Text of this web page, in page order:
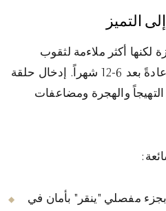
التميز
لكنها أكثر ملاءمة لثقوب
الهيليكس المشفاة تماماً، عادةً بعد 6-12 شهراً. إدخال حلقة
والهجرة ومضاعفات
مفصلي "ينقر" بأمان في